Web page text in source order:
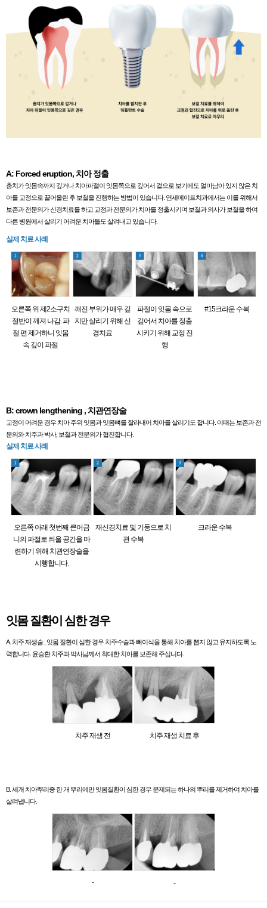
A: Forced eruption, 치아 정출
충치가 잇몸속까지 깊거나 치아파절이 잇몸쪽으로 깊어서 겉으로 보기에도 얼마남아 있지 않은 치
아를 교정으로 끌어올린 후 보철을 진행하는 방법이 있습니다. 연세메이트치과에서는 이를 위해서
보존과 전문의가 신경치료를 하고 교정과 전문의가 치아를 정출시키며 보철과 의사가 보철을 하여
다른 병원에서 살리기 어려운 치아들도 살려내고 있습니다.
실제 치료 사례
오른쪽 위 제2소구치
절반이 깨져 나감. 파
절 편 제거하니 잇몸
속 깊이 파절
깨진 부위가 매우 깊
지만 살리기 위해 신
경치료
파절이 잇몸 속으로
깊어서 치아를 정출
시키기 위해 교정 진
행
#15크라운 수복
B: crown lengthening , 치관연장술
교정이 어려운 경우 치아 주위 잇몸과 잇몸뼈를 잘라내어 치아를 살리기도 합니다. 이때는 보존과 전
문의와 치주과 박사, 보철과 전문의가 협진합니다.
실제 치료 사례
오른쪽 아래 첫번째 큰어금
니의 파절로 씌울 공간을 마
련하기 위해 치관연장술을
시행합니다.
재신경치료 및 기둥으로 치
관 수복
크라운 수복
잇몸 질환이 심한 경우
A. 치주 재생술 ; 잇몸 질환이 심한 경우 치주수술과 뼈이식을 통해 치아를 뽑지 않고 유지하도록 노
력합니다. 윤승환 치주과 박사님께서 최대한 치아를 보존해 주십니다.
치주 재생 전 치주 재생 치료 후
B. 세개 치아뿌리중 한 개 뿌리에만 잇몸질환이 심한 경우 문제되는 하나의 뿌리를 제거하여 치아를
살려냅니다.
- -